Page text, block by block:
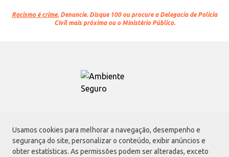
Usamos cookies para melhorar a navegação, desempenho e
segurança do site, personalizar o conteúdo, exibir anúncios e
obter estatísticas. As permissões podem ser alteradas, exceto
Racismo é crime. Denuncie. Disque 100 ou procure a Delegacia de Polícia
Civil mais próxima ou o Ministério Público.
Atacadão S.A.
Avenida Morvan Dias de Figueiredo, 6169, Vila Maria, São Paulo - SP | CEP
02170-901 | CNPJ: 75.315.333/0001-09